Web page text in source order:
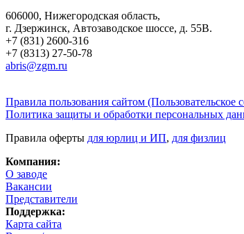
606000, Нижегородская область,
г. Дзержинск, Автозаводское шоссе, д. 55В.
+7 (831) 2600-316
+7 (8313) 27-50-78
abris@zgm.ru
Правила пользования сайтом (Пользовательское
Политика защиты и обработки персональных
Правила оферты для юрлиц и ИП, для физлиц
Компания:
О заводе
Вакансии
Представители
Поддержка:
Карта сайта